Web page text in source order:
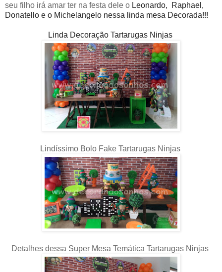
seu filho irá amar ter na festa dele o Leonardo, Raphael,
Donatello e o Michelangelo nessa linda mesa Decorada!!!
Linda Decoração Tartarugas Ninjas
Lindíssimo Bolo Fake Tartarugas Ninjas
Detalhes dessa Super Mesa Temática Tartarugas Ninjas